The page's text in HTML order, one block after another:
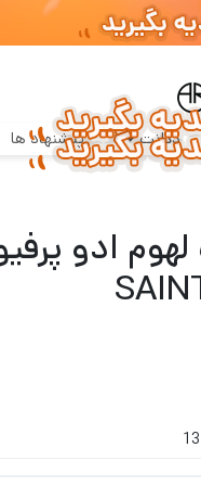
دکانت پیشنهاد ها
و ارسال خواهند شد